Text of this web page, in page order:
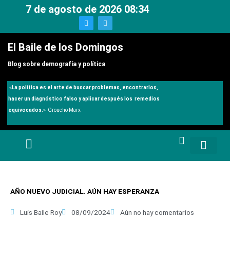
7 de agosto de 2026 08:34
T
w
i
t
r
T
e
l
g
r
a
m
El Baile de los Domingos
Blog sobre demografía y política
«La política es el arte de buscar problemas, encontrarlos,
hacer un diagnóstico falso y aplicar después los remedios
equivocados.» Groucho Marx
AÑO NUEVO JUDICIAL. AÚN HAY ESPERANZA
Luis Baile Roy 08/09/2024 Aún no hay comentarios